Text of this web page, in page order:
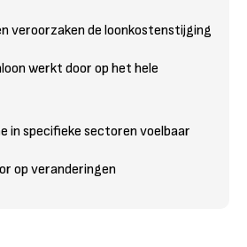
veroorzaken de loonkostenstijging
werkt door op het hele
in specifieke sectoren voelbaar
op veranderingen